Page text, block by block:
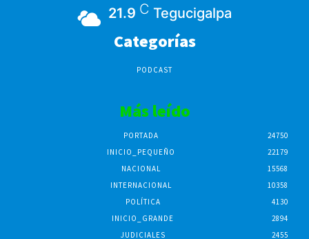
21.9 C Tegucigalpa
Categorías
PODCAST
Más leído
PORTADA
24750
INICIO_PEQUEÑO
22179
NACIONAL
15568
INTERNACIONAL
10358
POLÍTICA
4130
INICIO_GRANDE
2894
JUDICIALES
2455